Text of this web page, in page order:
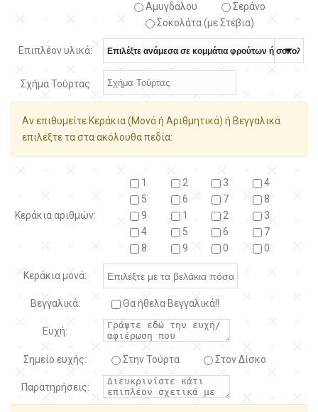
Αμυγδάλου
Σεράνο
Σοκολάτα (με Στέβια)
Επιπλέον υλικά:
Σχήμα Τούρτας
Αν επιθυμείτε Κεράκια (Μονά ή Αριθμητικά) ή Βεγγαλικά
επιλέξτε τα στα ακόλουθα πεδία:
Κεράκια αριθμών:
1 2 3
4
5
6 7
8
9
1 2
3
4
5 6
7
8
9 0 0
Κεράκια μονά:
Βεγγαλικά: Θα ήθελα Βεγγαλικά!!
Ευχή:
Σημείο ευχής: Στην Τούρτα Στον Δίσκο
Παρατηρήσεις: